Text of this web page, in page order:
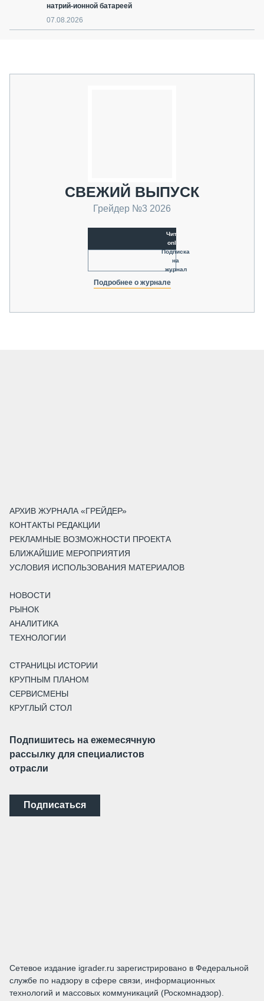
натрий-ионной батареей
07.08.2026
СВЕЖИЙ ВЫПУСК
Грейдер №3 2026
Читать
online
Подписка
на
журнал
Подробнее о журнале
АРХИВ ЖУРНАЛА «ГРЕЙДЕР»
КОНТАКТЫ РЕДАКЦИИ
РЕКЛАМНЫЕ ВОЗМОЖНОСТИ ПРОЕКТА
БЛИЖАЙШИЕ МЕРОПРИЯТИЯ
УСЛОВИЯ ИСПОЛЬЗОВАНИЯ МАТЕРИАЛОВ
НОВОСТИ
РЫНОК
АНАЛИТИКА
ТЕХНОЛОГИИ
СТРАНИЦЫ ИСТОРИИ
КРУПНЫМ ПЛАНОМ
СЕРВИСМЕНЫ
КРУГЛЫЙ СТОЛ
Подпишитесь на ежемесячную
рассылку для специалистов
отрасли
Подписаться
Сетевое издание igrader.ru зарегистрировано в Федеральной
службе по надзору в сфере связи, информационных
технологий и массовых коммуникаций (Роскомнадзор).